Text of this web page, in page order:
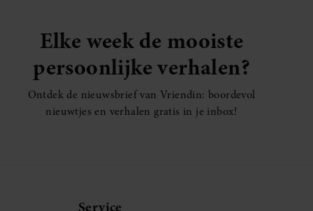
Elke week de mooiste
persoonlijke verhalen?
Ontdek de nieuwsbrief van Vriendin: boordevol
nieuwtjes en verhalen gratis in je inbox!
Service